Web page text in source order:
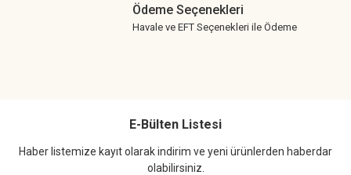
Ödeme Seçenekleri
Havale ve EFT Seçenekleri ile Ödeme
E-Bülten Listesi
Haber listemize kayıt olarak indirim ve yeni ürünlerden haberdar
olabilirsiniz.